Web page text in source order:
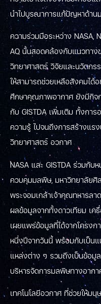
นำไปบูรณาการแก้ปัญหาด้าน
ความร่วมมือระหว่าง NASA,
AQ นั้นสอดคล้องกับแนวทาง
วิทยาศาสตร์ วิจัยและนวัตกร
ให้สามารถช่วยเหลือสังคมได้
ศึกษาคุณภาพอากาศ ยังมีกิจ
กับ GISTDA เพิ่มเติม ทั้งกา
ความรู้ ไปจนถึงการสร้างแร
วิทยาศาสตร์ อวกาศ
NASA และ GISTDA ร่วมกับ
ควบคุมมลพิษ, มหาวิทยาลัยศิ
พระจอมเกล้าเจ้าคุณทหารลา
ผลข้อมูลจากทั้งดาวเทียม เ
เผยแพร่ข้อมูลที่ได้จากโครงก
หนึ่งปีจากวันนี้ พร้อมกับเป็น
แหล่งต่าง ๆ รวมถึงเป็นข้อมู
บริหารจัดการมลพิษทางอากา
เทคโนโลยีอวกาศ ที่ช่วยให้ม